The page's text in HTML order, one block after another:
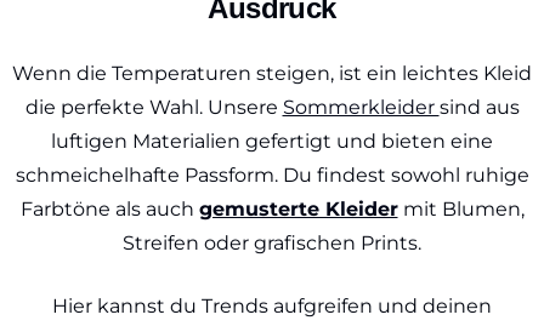
Ausdruck
Wenn die Temperaturen steigen, ist ein leichtes Kleid
die perfekte Wahl. Unsere Sommerkleider sind aus
luftigen Materialien gefertigt und bieten eine
schmeichelhafte Passform. Du findest sowohl ruhige
Farbtöne als auch gemusterte Kleidermit Blumen,
Streifen oder grafischen Prints.
Hier kannst du Trends aufgreifen und deinen